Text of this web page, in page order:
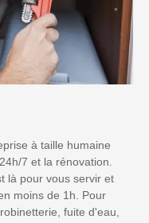
à taille humaine
7 et la rénovation.
là pour vous servir et
moins de 1h. Pour
fuite d'eau,